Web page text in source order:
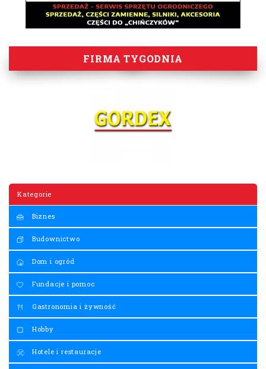
FIRMA TYGODNIA
Kategorie
Biznes
Budownictwo
Dom i ogród
Fundacje i pomoc
Gastronomia i żywność
Hobby
Hotele i restauracje